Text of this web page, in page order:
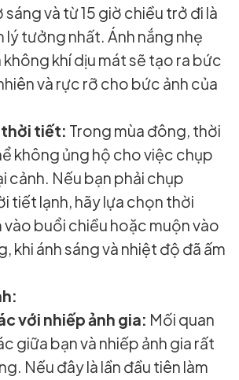
sáng và từ 15 giờ chiều trở đi là
lý tưởng nhất. Ánh nắng nhẹ
không khí dịu mát sẽ tạo ra bức
và rực rỡ cho bức ảnh của
thời tiết: Trong mùa đông, thời
không ủng hộ cho việc chụp
cảnh. Nếu bạn phải chụp
tiết lạnh, hãy lựa chọn thời
vào buổi chiều hoặc muộn vào
khi ánh sáng và nhiệt độ đã ấm
với nhiếp ảnh gia: Mối quan
giữa bạn và nhiếp ảnh gia rất
Nếu đây là lần đầu tiên làm